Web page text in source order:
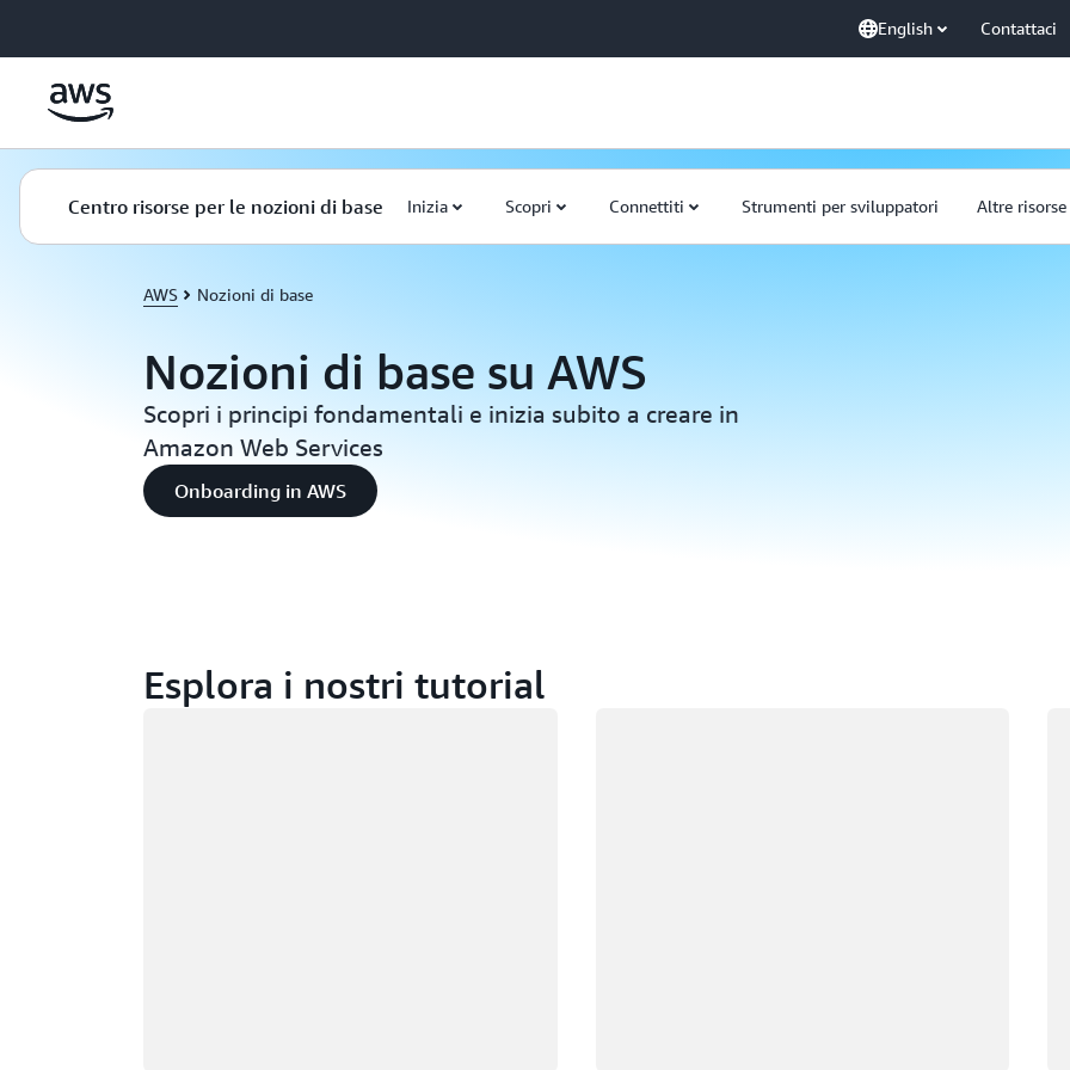
English Contattaci
Centro risorse per le nozioni di base Inizia Scopri Connettiti Strumenti per sviluppatori Altre risorse
AWS Nozioni di base
Nozioni di base su AWS
Scopri i principi fondamentali e inizia subito a creare in
Amazon Web Services
Onboarding in AWS
Esplora i nostri tutorial